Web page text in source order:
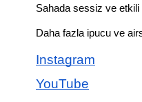
Sahada sessiz ve etkili
Daha fazla ipucu ve
Instagram
YouTube